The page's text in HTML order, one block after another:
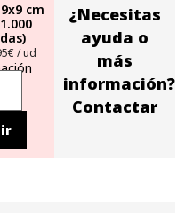
cm
/ ud
¿Necesitas
ayuda o
más
información?
Contactar